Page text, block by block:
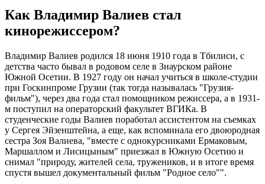
Как Владимир Валиев стал
кинорежиссером?
Владимир Валиев родился 18 июня 1910 года в Тбилиси, с
детства часто бывал в родовом селе в Знаурском районе
Южной Осетии. В 1927 году он начал учиться в школе-студии
при Госкинпроме Грузии (так тогда называлась "Грузия-
фильм"), через два года стал помощником режиссера, а в 1931-
м поступил на операторский факультет ВГИКа. В
студенческие годы Валиев поработал ассистентом на съемках
у Сергея Эйзенштейна, а еще, как вспоминала его двоюродная
сестра Зоя Валиева, "вместе с однокурсниками Ермаковым,
Маршаллом и Лисицыным" приезжал в Южную Осетию и
снимал "природу, жителей села, тружеников, и в итоге время
спустя вышел документальный фильм "Родное село"".